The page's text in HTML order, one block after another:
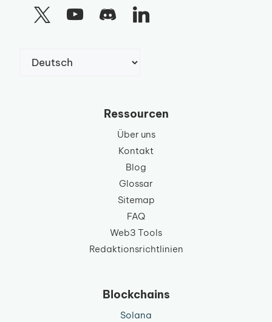
auswählen
Ressourcen
Über uns
Kontakt
Blog
Glossar
Sitemap
FAQ
Web3 Tools
Redaktionsrichtlinien
Blockchains
Solana